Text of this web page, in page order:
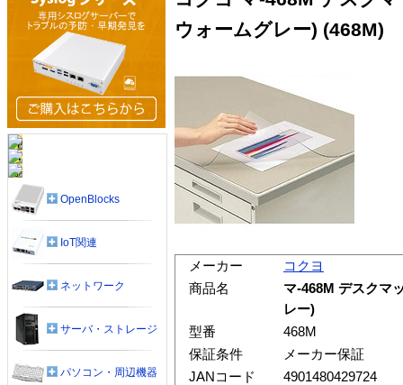
ウォームグレー) (468M)
メーカー
コクヨ
商品名
マ-468M デスクマ
レー)
型番
468M
保証条件
メーカー保証
JANコード
4901480429724
OpenBlocks
IoT関連
ネットワーク
サーバ・ストレージ
パソコン・周辺機器